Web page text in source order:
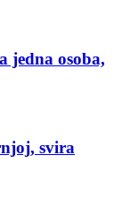
jedna osoba,
svira